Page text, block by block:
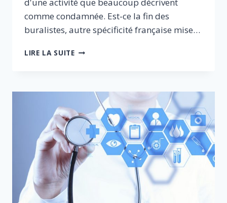
d'une activité que beaucoup décrivent
comme condamnée. Est-ce la fin des
buralistes, autre spécificité française mise…
LIRE LA SUITEREDONNONS
BURALISTES